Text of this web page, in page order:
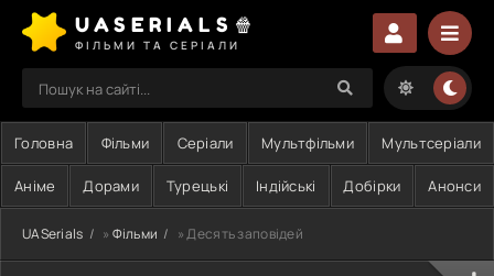
UASERIALS🍿
ФІЛЬМИ ТА СЕРІАЛИ
Головна Фільми Серіали Мультфільми Мультсеріали
Аніме Дорами Турецькі Індійські Добірки Анонси
UASerials » Фільми » Десять заповідей